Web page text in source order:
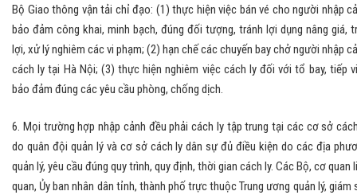
Bộ Giao thông vận tải chỉ đạo: (1) thực hiện việc bán vé cho người nhập
bảo đảm công khai, minh bạch, đúng đối tượng, tránh lợi dụng nâng giá,
lợi, xử lý nghiêm các vi phạm; (2) hạn chế các chuyến bay chở người nhập
cách ly tại Hà Nội; (3) thực hiện nghiêm việc cách ly đối với tổ bay, tiếp
bảo đảm đúng các yêu cầu phòng, chống dịch.
6. Mọi trường hợp nhập cảnh đều phải cách ly tập trung tại các cơ sở
do quân đội quản lý và cơ sở cách ly dân sự đủ điều kiện do các địa
quản lý, yêu cầu đúng quy trình, quy định, thời gian cách ly. Các Bộ, cơ quan
quan, Ủy ban nhân dân tỉnh, thành phố trực thuộc Trung ương quản lý, giám